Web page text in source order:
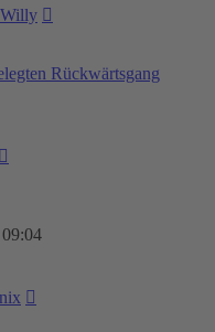
Rückwärtsgang
09:04